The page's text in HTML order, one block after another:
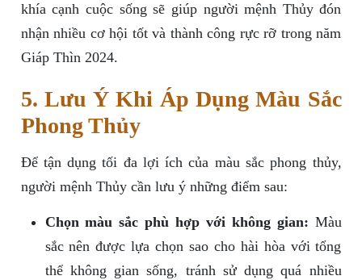
khía cạnh cuộc sống sẽ giúp người mệnh Thủy đón
nhận nhiều cơ hội tốt và thành công rực rỡ trong năm
Giáp Thìn 2024.
5. Lưu Ý Khi Áp Dụng Màu Sắc
Phong Thủy
Để tận dụng tối đa lợi ích của màu sắc phong thủy,
người mệnh Thủy cần lưu ý những điểm sau:
Chọn màu sắc phù hợp với không gian: Màu
sắc nên được lựa chọn sao cho hài hòa với tổng
thể không gian sống, tránh sử dụng quá nhiều